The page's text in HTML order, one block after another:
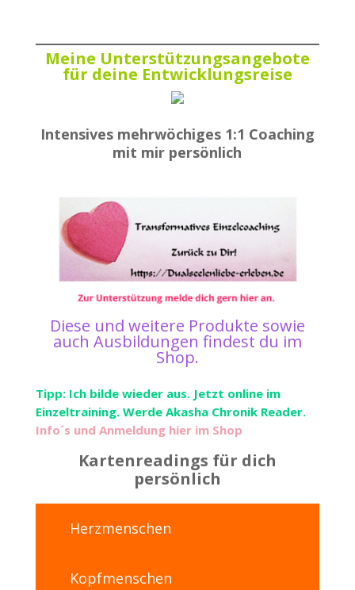
Meine Unterstützungsangebote
für deine Entwicklungsreise
Intensives mehrwöchiges 1:1 Coaching
mit mir persönlich
Diese und weitere Produkte sowie
auch Ausbildungen findest du im
Shop.
Tipp: Ich bilde wieder aus. Jetzt online im
Einzeltraining. Werde Akasha Chronik Reader.
Info´s und Anmeldung hier im Shop
Kartenreadings für dich
persönlich
Herzmenschen
Kopfmenschen